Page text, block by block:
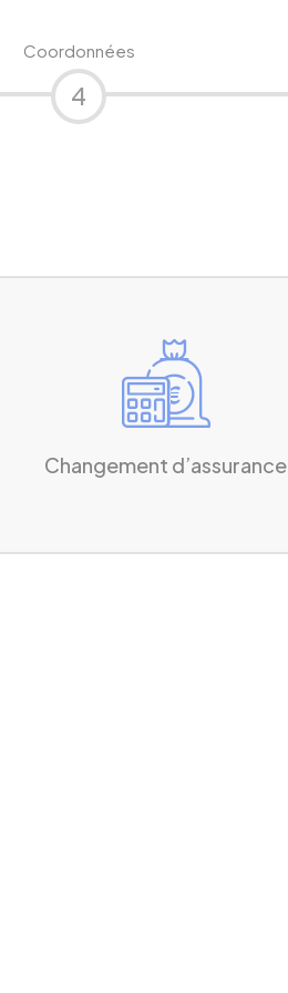
Coordonnées
4
Changement d’assurance